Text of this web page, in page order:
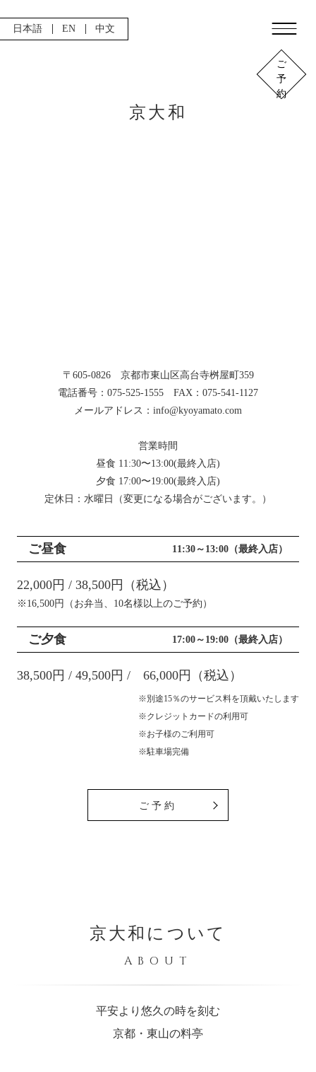
ご
予
約
日本語 EN 中文
京大和
〒605-0826 京都市東山区高台寺桝屋町359
電話番号：075-525-1555 FAX：075-541-1127
メールアドレス：info@kyoyamato.com
営業時間
昼食 11:30〜13:00(最終入店)
夕食 17:00〜19:00(最終入店)
定休日：水曜日（変更になる場合がございます。）
ご昼食 11:30～13:00（最終入店）
22,000円 / 38,500円（税込）
※16,500円（お弁当、10名様以上のご予約）
ご夕食 17:00～19:00（最終入店）
38,500円 / 49,500円 / 66,000円（税込）
※別途15％のサービス料を頂戴いたします
※クレジットカードの利用可
※お子様のご利用可
※駐車場完備
ご予約
京大和について
ABOUT
平安より悠久の時を刻む
京都・東山の料亭